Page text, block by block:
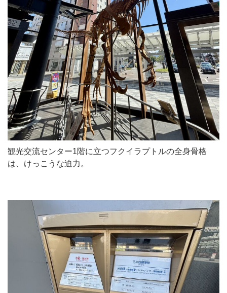
観光交流センター1階に立つフクイラプトルの全身骨格
は、けっこうな迫力。